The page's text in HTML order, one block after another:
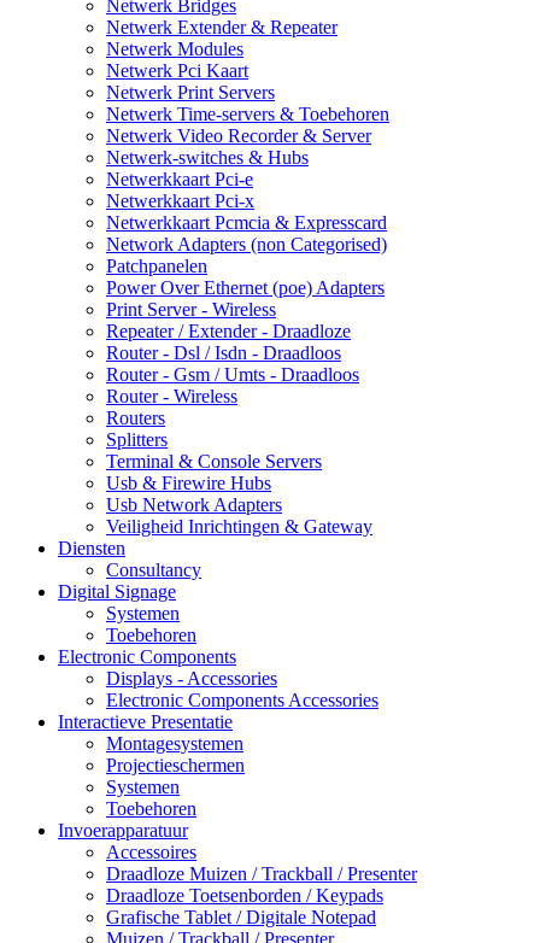
Netwerk Bridges
Netwerk Extender & Repeater
Netwerk Modules
Netwerk Pci Kaart
Netwerk Print Servers
Netwerk Time-servers & Toebehoren
Netwerk Video Recorder & Server
Netwerk-switches & Hubs
Netwerkkaart Pci-e
Netwerkkaart Pci-x
Netwerkkaart Pcmcia & Expresscard
Network Adapters (non Categorised)
Patchpanelen
Power Over Ethernet (poe) Adapters
Print Server - Wireless
Repeater / Extender - Draadloze
Router - Dsl / Isdn - Draadloos
Router - Gsm / Umts - Draadloos
Router - Wireless
Routers
Splitters
Terminal & Console Servers
Usb & Firewire Hubs
Usb Network Adapters
Veiligheid Inrichtingen & Gateway
Diensten
Consultancy
Digital Signage
Systemen
Toebehoren
Electronic Components
Displays - Accessories
Electronic Components Accessories
Interactieve Presentatie
Montagesystemen
Projectieschermen
Systemen
Toebehoren
Invoerapparatuur
Accessoires
Draadloze Muizen / Trackball / Presenter
Draadloze Toetsenborden / Keypads
Grafische Tablet / Digitale Notepad